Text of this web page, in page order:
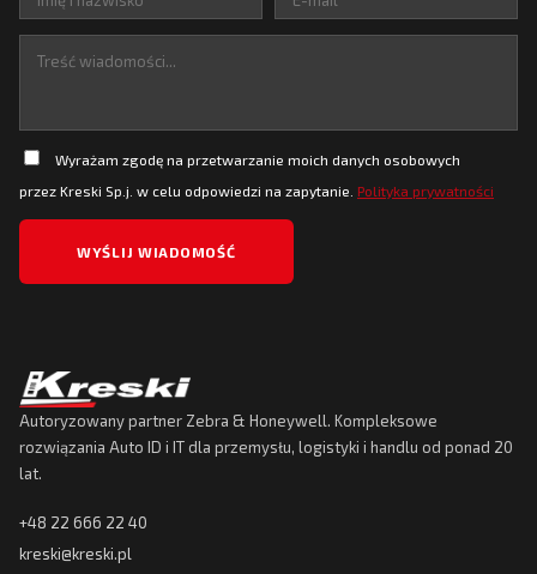
Wyrażam zgodę na przetwarzanie moich danych osobowych
przez Kreski Sp.j. w celu odpowiedzi na zapytanie. Polityka prywatności
Autoryzowany partner Zebra & Honeywell. Kompleksowe
rozwiązania Auto ID i IT dla przemysłu, logistyki i handlu od ponad 20
lat.
+48 22 666 22 40
kreski@kreski.pl